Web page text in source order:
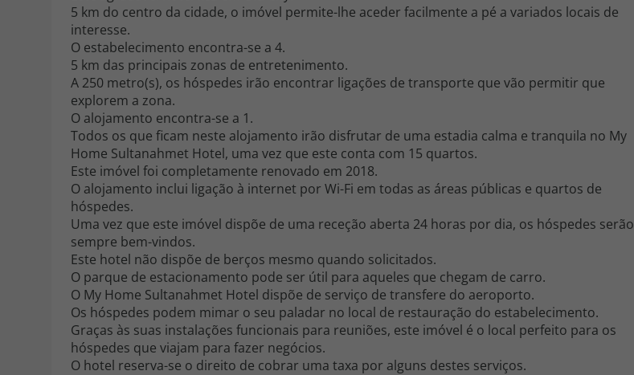
5 km do centro da cidade, o imóvel permite-lhe aceder facilmente a pé a variados locais de
interesse.
O estabelecimento encontra-se a 4.
5 km das principais zonas de entretenimento.
A 250 metro(s), os hóspedes irão encontrar ligações de transporte que vão permitir que
explorem a zona.
O alojamento encontra-se a 1.
Todos os que ficam neste alojamento irão disfrutar de uma estadia calma e tranquila no My
Home Sultanahmet Hotel, uma vez que este conta com 15 quartos.
Este imóvel foi completamente renovado em 2018.
O alojamento inclui ligação à internet por Wi-Fi em todas as áreas públicas e quartos de
hóspedes.
Uma vez que este imóvel dispõe de uma receção aberta 24 horas por dia, os hóspedes serão
sempre bem-vindos.
Este hotel não dispõe de berços mesmo quando solicitados.
O parque de estacionamento pode ser útil para aqueles que chegam de carro.
O My Home Sultanahmet Hotel dispõe de serviço de transfere do aeroporto.
Os hóspedes podem mimar o seu paladar no local de restauração do estabelecimento.
Graças às suas instalações funcionais para reuniões, este imóvel é o local perfeito para os
hóspedes que viajam para fazer negócios.
O hotel reserva-se o direito de cobrar uma taxa por alguns destes serviços.